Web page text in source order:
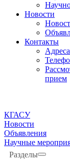
Новости
Контакты
прием
КГАСУ
Новости
Объявления
Научные
Разделы